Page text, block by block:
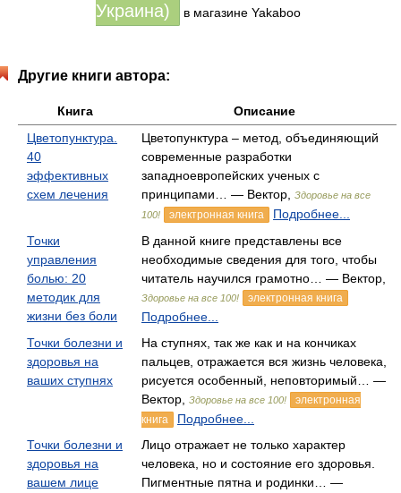
Украина)
в магазине Yakaboo
Другие книги автора:
Книга
Описание
Цветопунктура.
40
эффективных
схем лечения
Цветопунктура – метод, объединяющий
современные разработки
западноевропейских ученых с
принципами… — Вектор,
Здоровье на все
100!
электронная книга
Подробнее...
Точки
управления
болью: 20
методик для
жизни без боли
В данной книге представлены все
необходимые сведения для того, чтобы
читатель научился грамотно… — Вектор,
Здоровье на все 100! электронная книга
Подробнее...
Точки болезни и
здоровья на
ваших ступнях
На ступнях, так же как и на кончиках
пальцев, отражается вся жизнь человека,
рисуется особенный, неповторимый… —
Вектор,
Здоровье на все 100!
электронная
книга
Подробнее...
Точки болезни и
здоровья на
вашем лице
Лицо отражает не только характер
человека, но и состояние его здоровья.
Пигментные пятна и родинки… —